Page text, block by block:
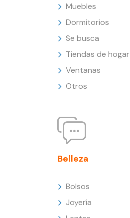
Muebles
Dormitorios
Se busca
Tiendas de hogar
Ventanas
Otros
Belleza
Bolsos
Joyería